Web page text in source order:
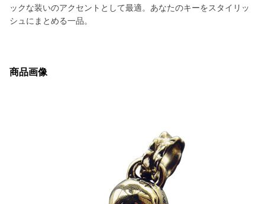
ックな装いのアクセントとして最適。あなたのキーをスタイリッ
シュにまとめる一品。
商品画像